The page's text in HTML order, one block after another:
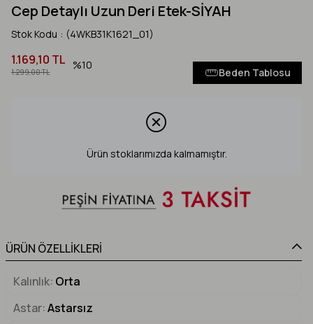
Cep Detaylı Uzun Deri Etek-SİYAH
Stok Kodu (4WKB31K1621_01)
1.299,00 TL
1.169,10 TL 10
Beden Tablosu
Ürün stoklarımızda kalmamıştır.
ÜRÜN ÖZELLİKLERİ
Kalınlık Orta
Astar Astarsız